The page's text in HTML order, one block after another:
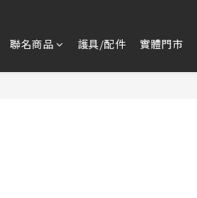
聯名商品 護具/配件 實體門市